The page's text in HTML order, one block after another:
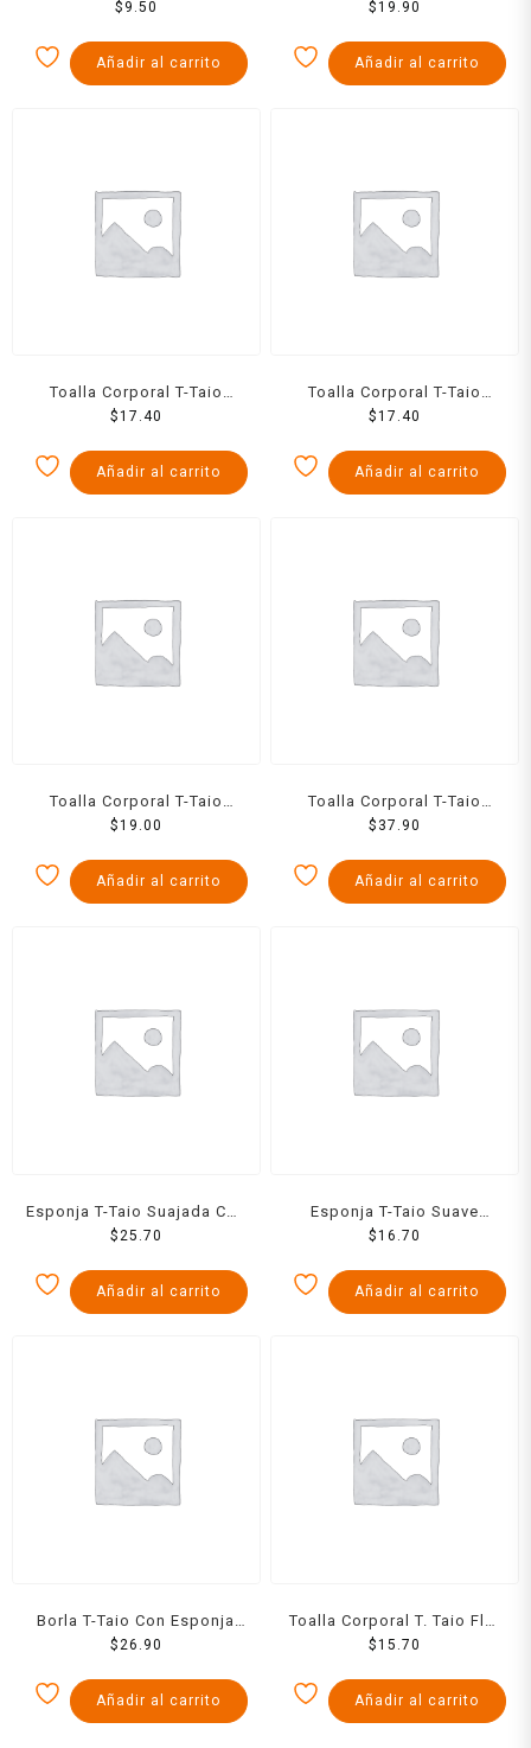
para trastes 1 pza
$ 9.50
Añadir al carrito
Esponja Redonda
$19.90
Añadir al carrito
Toalla Corporal T-Taio
Rigida Emoji
$17.40
Añadir al carrito
Toalla Corporal T-Taio
Rigida Red Carita Feliz
$17.40
Añadir al carrito
Toalla Corporal T-Taio
Rigida Doble Textura
$19.00
Añadir al carrito
Toalla Corporal T-Taio
Rigida Divertiforma
$ 37.90
Añadir al carrito
Esponja T-Taio Suajada Con
Tela Bordada
$ 25.70
Añadir al carrito
Esponja T-Taio Suave
Divertiformas 2 Pzas
$16.70
Añadir al carrito
Borla T-Taio Con Esponja
Para Baño 1 Pz
$26.90
Añadir al carrito
Toalla Corporal T. Taio Flor
Tejida Para Baño 1 Pzs
$15.70
Añadir al carrito